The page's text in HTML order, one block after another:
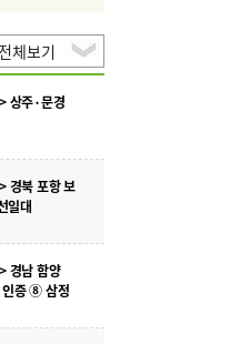
상주·문경
경북 포항 보
일대
경남 함양
인증 ⑧ 삼정